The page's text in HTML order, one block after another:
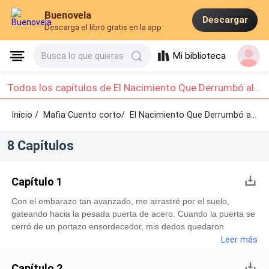
Buenovela
Descarga el libro gratis en la app
Descargar
Busca lo que quieras Mi biblioteca
Todos los capítulos de El Nacimiento Que Derrumbó al Jefe: Capítulo 1 - Capítulo 8
Inicio / Mafia Cuento corto/El Nacimiento Que Derrumbó al Jefe /
8 Capítulos
Capítulo 1
Con el embarazo tan avanzado, me arrastré por el suelo,
gateando hacia la pesada puerta de acero. Cuando la puerta se
cerró de un portazo ensordecedor, mis dedos quedaron
atrapados en el marco.Escuché el crujido espantoso de mis
superando el tormento del fármaco. No pude evitar gritar.Pero la
Leer más